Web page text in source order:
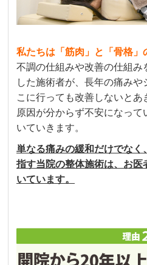
私たちは「筋肉」と「骨格」
不調の仕組みや改善の仕組み
した施術者が、長年の痛み
こに行っても改善しないと
原因が分からず不安になっ
いていきます。
単なる痛みの緩和だけでなく
指す当院の整体施術は、お医
いています。